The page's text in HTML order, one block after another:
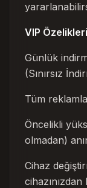
VIP
Günlük
(Sınırsız
Tüm
Öncelikli
olmadan)
Cihaz